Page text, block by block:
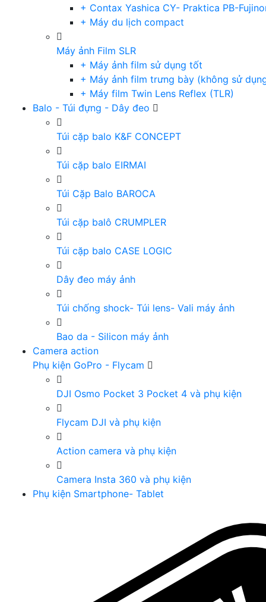
+ Contax Yashica CY- Praktica PB-
+ Máy du lịch compact
Máy ảnh Film SLR
+ Máy ảnh film sử dụng tốt
+ Máy ảnh film trưng bày (không sử
+ Máy film Twin Lens Reflex (TLR)
Balo - Túi đựng - Dây đeo
Túi cặp balo K&F CONCEPT
Túi cặp balo EIRMAI
Túi Cặp Balo BAROCA
Túi cặp balô CRUMPLER
Túi cặp balo CASE LOGIC
Dây đeo máy ảnh
Túi chống shock- Túi lens- Vali máy ảnh
Bao da - Silicon máy ảnh
Camera action
Phụ kiện GoPro - Flycam
DJI Osmo Pocket 3 Pocket 4 và phụ kiện
Flycam DJI và phụ kiện
Action camera và phụ kiện
Camera Insta 360 và phụ kiện
Phụ kiện Smartphone- Tablet